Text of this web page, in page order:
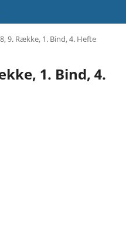
9. Række, 1. Bind, 4. Hefte
1. Bind, 4.